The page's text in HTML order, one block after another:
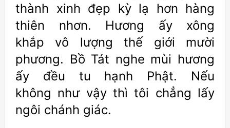
thành xinh đẹp kỳ lạ hơn hàng
thiên nhơn. Hương ấy xông
khắp vô lượng thế giới mười
phương. Bồ Tát nghe mùi hương
ấy đều tu hạnh Phật. Nếu
không như vậy thì tôi chẳng lấy
ngôi chánh giác.